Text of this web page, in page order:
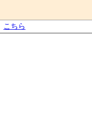
こちら